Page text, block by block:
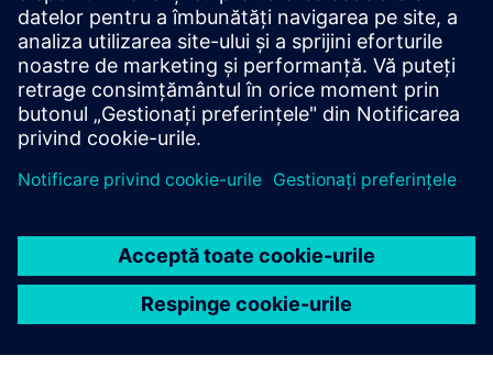
manufacturing engineers by providing AI-driven
recommendations for tool selection, cutting parameters,
and machining strategies—reducing...
Aflați mai multe